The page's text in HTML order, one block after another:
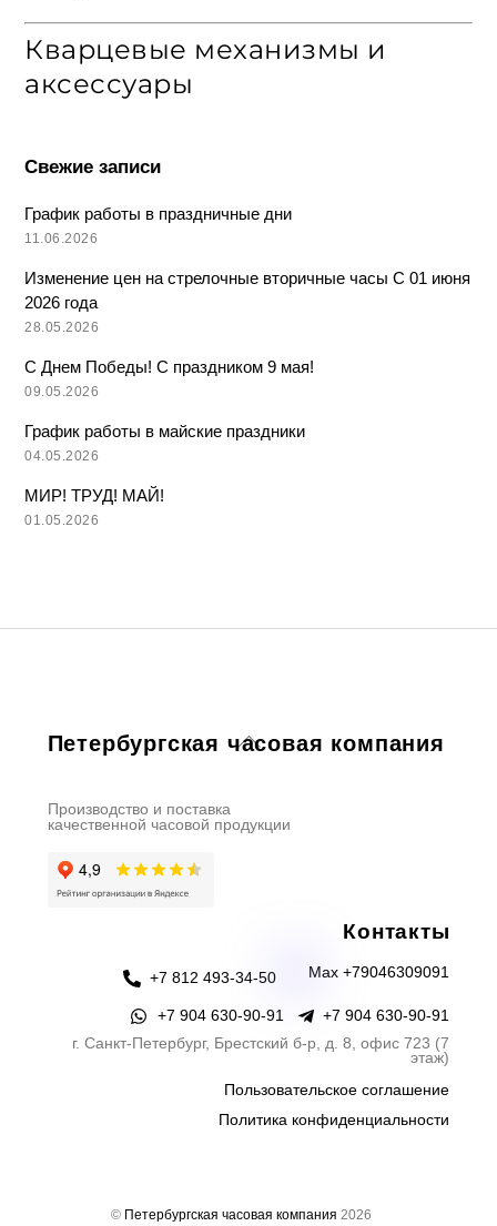
Кварцевые механизмы и
аксессуары
Свежие записи
График работы в праздничные дни
11.06.2026
Изменение цен на стрелочные вторичные часы С 01 июня
2026 года
28.05.2026
С Днем Победы! С праздником 9 мая!
09.05.2026
График работы в майские праздники
04.05.2026
МИР! ТРУД! МАЙ!
01.05.2026
Back
Петербургская часовая компания
Производство и поставка
качественной часовой продукции
Контакты
+7 812 493-34-50 Max +79046309091
+7 904 630-90-91
+7 904 630-90-91
г. Санкт-Петербург, Брестский б-р, д. 8, офис 723 (7
этаж)
Пользовательское соглашение
Политика конфиденциальности
© Петербургская часовая компания 2026